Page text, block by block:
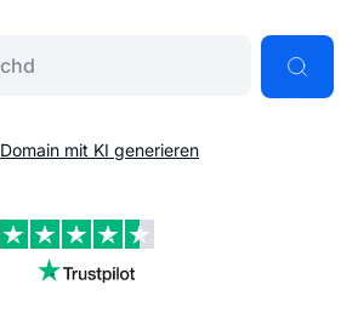
Domain mit KI generieren